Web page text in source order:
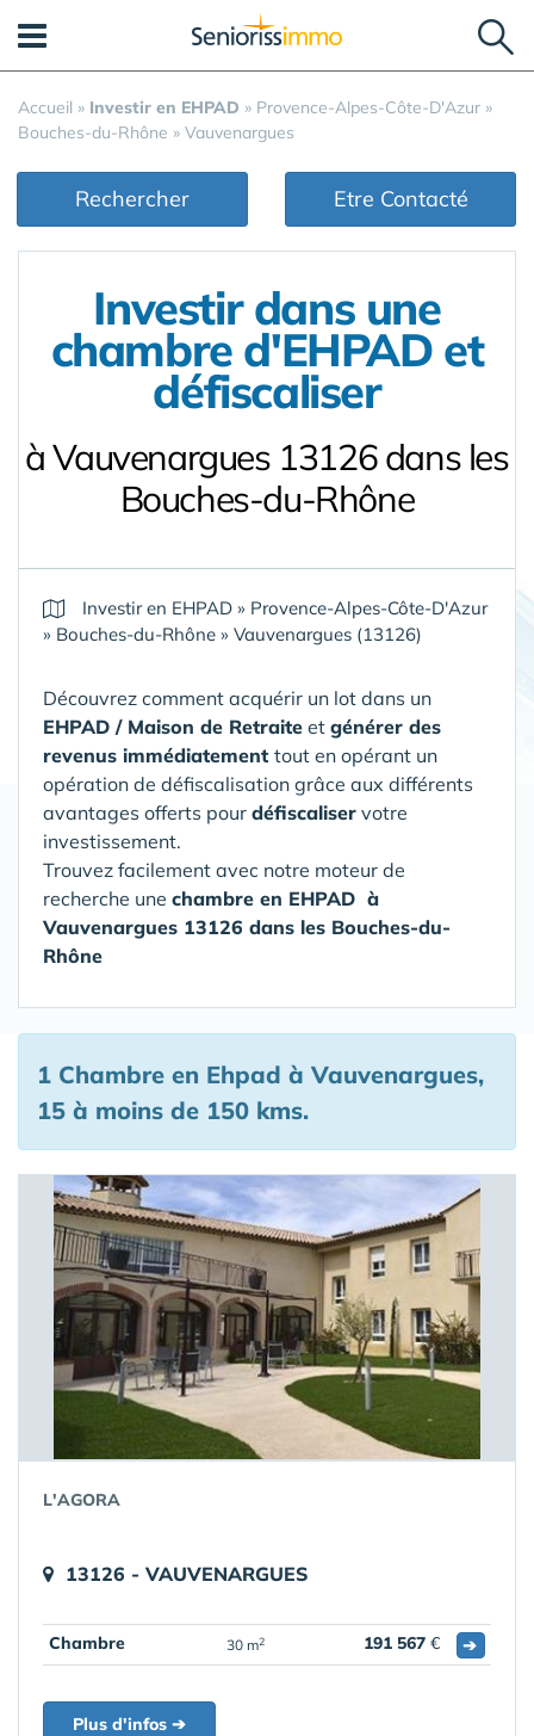
Accueil » Investir en EHPAD » Provence-Alpes-Côte-D'Azur »
Bouches-du-Rhône » Vauvenargues
Rechercher Etre Contacté
Investir dans une
chambre d'EHPAD et
défiscaliser
à Vauvenargues 13126 dans les
Bouches-du-Rhône
Investir en EHPAD » Provence-Alpes-Côte-D'Azur
» Bouches-du-Rhône » Vauvenargues (13126)
Découvrez comment acquérir un lot dans un
EHPAD / Maison de Retraite et générer des
revenus immédiatement tout en opérant un
opération de défiscalisation grâce aux différents
avantages offerts pour défiscaliser votre
investissement.
Trouvez facilement avec notre moteur de
recherche une chambre en EHPAD à
Vauvenargues 13126 dans les Bouches-du-
Rhône
1 Chambre en Ehpad à Vauvenargues,
15 à moins de 150 kms.
L'AGORA
13126 - VAUVENARGUES
Chambre 30 m2 191 567 € ➔
Plus d'infos ➔